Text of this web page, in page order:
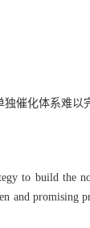
催化体系难以
to build the
and promising